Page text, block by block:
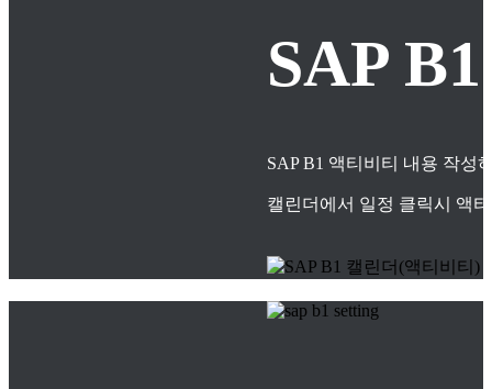
SAP
SAP B1 액티비티 내용 작성
캘린더에서 일정 클릭시 액